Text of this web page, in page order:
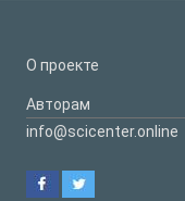
О проекте
Авторам
info@scicenter.online